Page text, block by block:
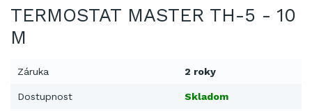
TERMOSTAT MASTER TH-5 - 10
M
Záruka 2 roky
Dostupnost Skladom